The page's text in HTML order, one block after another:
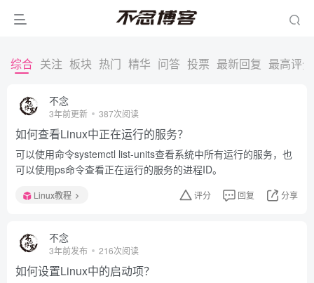
综合 关注 板块 热门 精华 问答 投票 最新回复 最高评分
不念
3年前更新 387次阅读
如何查看Linux中正在运行的服务？
可以使用命令systemctl list-units查看系统中所有运行的服务，也
可以使用ps命令查看正在运行的服务的进程ID。
Linux教程 评分 回复 分享
不念
3年前发布 216次阅读
如何设置Linux中的启动项？